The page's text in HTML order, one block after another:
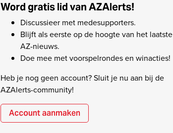
Word gratis lid van AZAlerts!
Discussieer met medesupporters.
Blijft als eerste op de hoogte van het laatste
AZ-nieuws.
Doe mee met voorspelrondes en winacties!
Heb je nog geen account? Sluit je nu aan bij de
AZAlerts-community!
Account aanmaken